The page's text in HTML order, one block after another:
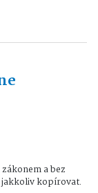
a bez
kopírovat.